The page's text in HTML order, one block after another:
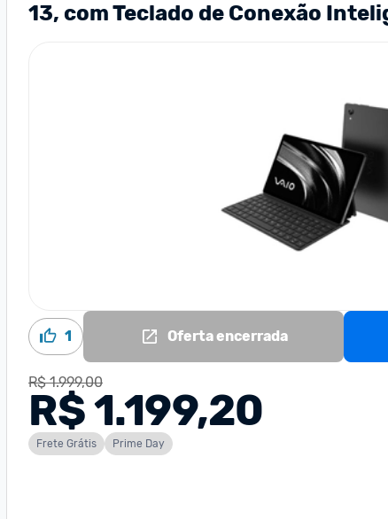
13, com Teclado de Conexão
1 Oferta encerrada
R$ 1.999,00
R$ 1.199,20
Frete Grátis Prime Day